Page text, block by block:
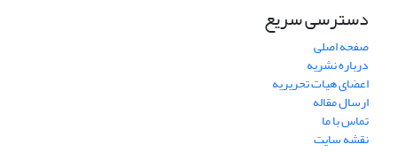
دسترسی سریع
صفحه اصلی
درباره نشریه
اعضای هیات تحریریه
ارسال مقاله
تماس با ما
نقشه سایت